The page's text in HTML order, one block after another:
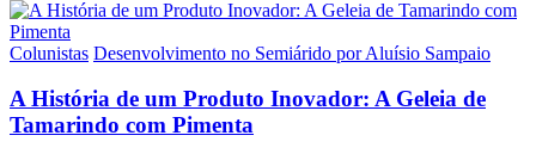
Colunistas Desenvolvimento no Semiárido por Aluísio Sampaio
A História de um Produto Inovador: A Geleia de
Tamarindo com Pimenta